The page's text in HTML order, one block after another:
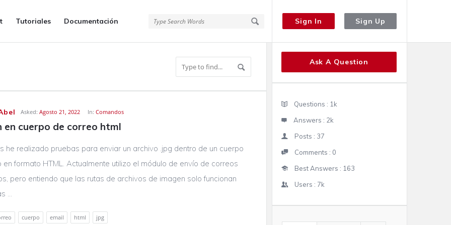
Sign In Sign Up
Tutoriales Documentación
Asked: Agosto 21, 2022 In: Comandos
en cuerpo de correo html
he realizado pruebas para enviar un archivo .jpg dentro de un cuerpo
en formato HTML. Actualmente utilizo el módulo de envío de correos
pero entiendo que las rutas de archivos de imagen solo funcionan
...
cuerpo email html jpg
Sidebar
Ask A Question
Stats
Questions : 1k
Answers : 2k
Posts : 37
Comments : 0
Best Answers : 163
Users : 7k